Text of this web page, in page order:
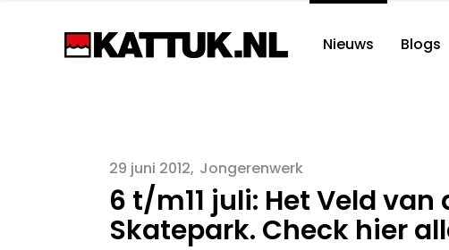
Nieuws Blogs
29 juni 2012 Jongerenwerk
6 t/m11 juli: Het Veld
Skatepark. Check hier